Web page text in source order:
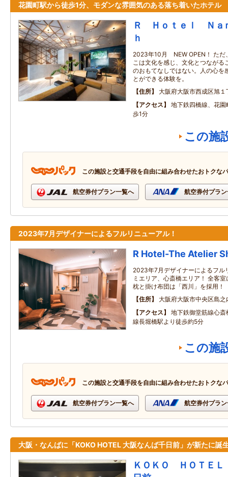
花園町駅から徒歩1分、モダンな雰囲気のある落ち着いたホテル
Ｒ Ｈｏｔｅｌ Ｎａ
ｈ
2023年10月 NEW OPEN！ ただ
こは文化を感じ、文化とつながる
のおもてなしではない。人の心を
とができる体験を。
住所
大阪府大阪市西成区旭１
アクセス
地下鉄四橋線、花
歩1分
この施
この施設と交通手段を自由に組み合わせたおトクな
航空券付プラン一覧へ 航空券付プラ
2023年7月デザイナーによるフルリニューアル！
R Hotel-The Atelier
2023年7月デザイナーによるフル
ミエリア、心斎橋エリア！ 全客
枕と掛け布団は「西川」を採用！
住所
大阪府大阪市中央区島
アクセス
地下鉄御堂筋線心
線長堀橋駅より徒歩約5分
この施
この施設と交通手段を自由に組み合わせたおトクな
航空券付プラン一覧へ 航空券付プラ
大阪・なんばに「KOKO HOTEL 大阪なんば千日前」が新たに誕
ＫＯＫＯ ＨＯＴＥ